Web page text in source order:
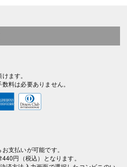
ます。
料は必要ありません。
支払いが可能です。
円（税込）となります。